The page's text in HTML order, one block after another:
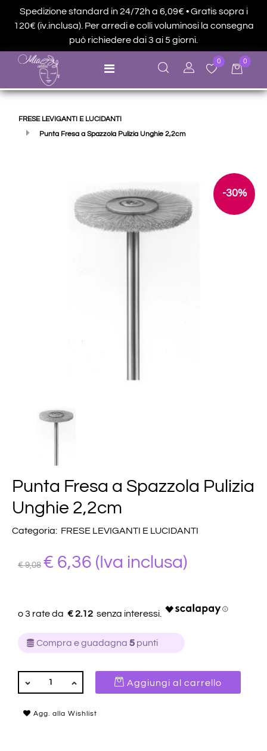
Spedizione standard in 24/72h a 6,09€ • Gratis sopra i
120€ (iv.inclusa). Per arredi e colli voluminosi la consegna
può richiedere dai 3 ai 5 giorni.
Open menu
0 0
FRESE LEVIGANTI E LUCIDANTI
Punta Fresa a Spazzola Pulizia Unghie 2,2cm
-30%
Punta Fresa a Spazzola Pulizia
Unghie 2,2cm
Categoria: FRESE LEVIGANTI E LUCIDANTI
€ 9,08 € 6,36 (Iva inclusa)
€ 2.12
Compra e guadagna 5 punti
QUANTITÀ
Aggiungi al carrello
Agg. alla Wishlist